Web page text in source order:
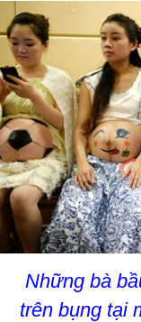
Những bà
trên bụng tại